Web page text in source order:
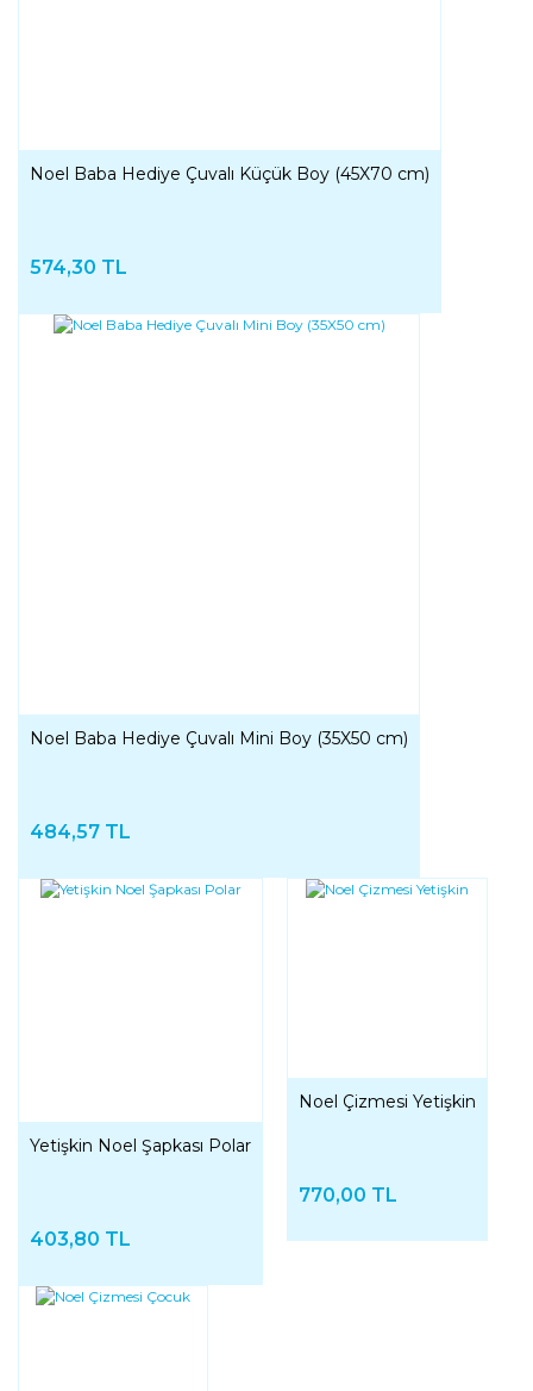
Noel Baba Hediye Çuvalı Küçük Boy (45X70 cm)
574,30 TL
Noel Baba Hediye Çuvalı Mini Boy (35X50 cm)
484,57 TL
Yetişkin Noel Şapkası Polar
403,80 TL
Noel Çizmesi Yetişkin
770,00 TL